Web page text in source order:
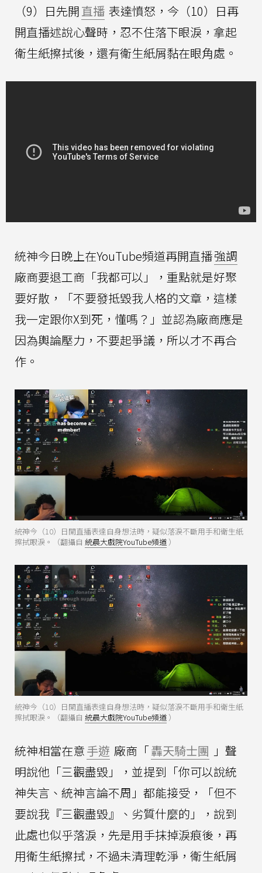
（9）日先開直播 表達憤怒，今（10）日再
開直播述說心聲時，忍不住落下眼淚，拿起
衛生紙擦拭後，還有衛生紙屑黏在眼角處。
統神今日晚上在YouTube頻道再開直播強調
廠商要退工商「我都可以」，重點就是好聚
要好散，「不要發抵毀我人格的文章，這樣
我一定跟你X到死，懂嗎？」並認為廠商應是
因為輿論壓力，不要起爭議，所以才不再合
作。
統神今（10）日開直播表達自身想法時，疑似落淚不斷用手和衛生紙
擦拭眼淚。（翻攝自 統晨大戲院YouTube頻道 ）
統神今（10）日開直播表達自身想法時，疑似落淚不斷用手和衛生紙
擦拭眼淚。（翻攝自 統晨大戲院YouTube頻道 ）
統神相當在意手遊 廠商「轟天騎士團 」聲
明說他「三觀盡毀」，並提到「你可以說統
神失言、統神言論不周」都能接受，「但不
要說我『三觀盡毀』、劣質什麼的」，說到
此處也似乎落淚，先是用手抹掉淚痕後，再
用衛生紙擦拭，不過未清理乾淨，衛生紙屑